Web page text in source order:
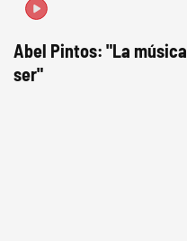
Abel Pintos: "La
ser"